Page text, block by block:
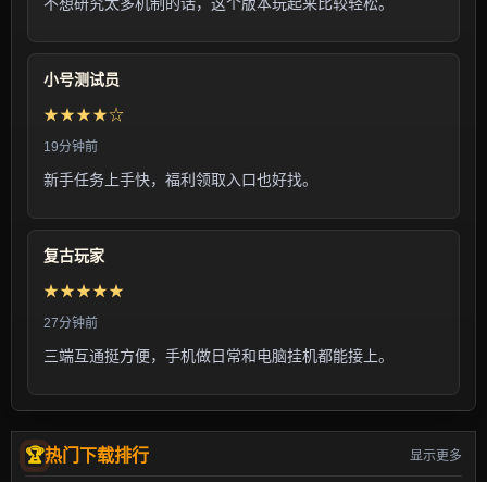
小号测试员
★★★★☆
19分钟前
新手任务上手快，福利领取入口也好找。
复古玩家
★★★★★
27分钟前
三端互通挺方便，手机做日常和电脑挂机都能接上。
热门下载排行 显示更多